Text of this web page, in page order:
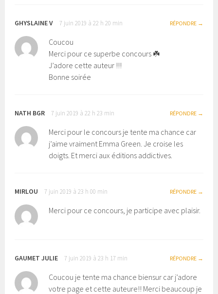
GHYSLAINE V 7 juin 2019 à 22 h 20 min RÉPONDRE
Coucou
Merci pour ce superbe concours ☘️
J’adore cette auteur !!!
Bonne soirée
NATH BGR 7 juin 2019 à 22 h 23 min RÉPONDRE
Merci pour le concours je tente ma chance car
j’aime vraiment Emma Green. Je croise les
doigts. Et merci aux éditions addictives.
MIRLOU 7 juin 2019 à 23 h 00 min RÉPONDRE
Merci pour ce concours, je participe avec plaisir.
GAUMET JULIE 7 juin 2019 à 23 h 17 min RÉPONDRE
Coucou je tente ma chance biensur car j’adore
votre page et cette auteure!! Merci beaucoup je